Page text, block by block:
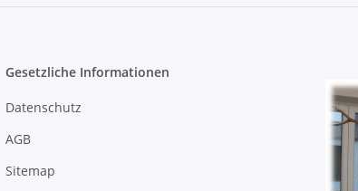
Gesetzliche Informationen
Datenschutz
AGB
Sitemap